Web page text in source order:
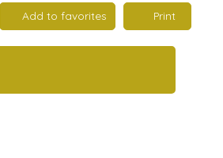
Add to favorites Print